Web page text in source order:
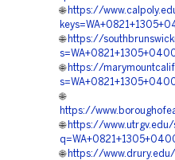
🌐 https://
🌐 https://
🌐 https://
🌐
https://
🌐 https://
🌐 https://